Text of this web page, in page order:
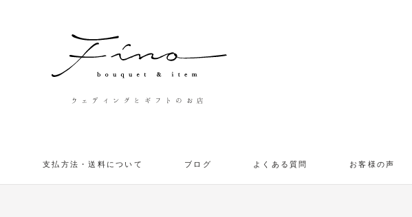
ウェディングとギフトのお店
支払方法・送料について ブログ よくある質問 お客様の声